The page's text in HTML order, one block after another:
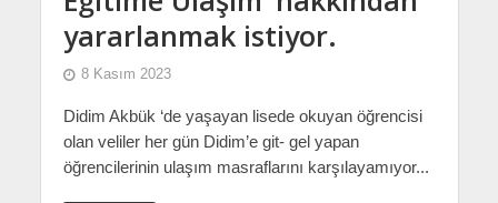
yararlanmak istiyor.
8 Kasım 2023
Didim Akbük ‘de yaşayan lisede okuyan öğrencisi
olan veliler her gün Didim’e git- gel yapan
öğrencilerinin ulaşım masraflarını karşılayamıyor...